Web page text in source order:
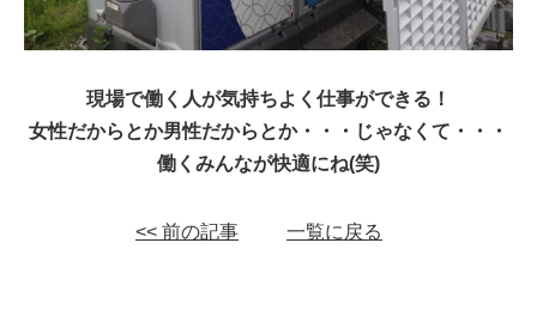
現場で働く人が気持ちよく仕事ができる！
女性だからとか男性だからとか・・・じゃなくて・・・
働くみんなが快適にね(笑)
<< 前の記事 一覧に戻る